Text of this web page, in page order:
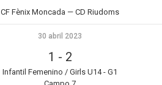
CF Fènix Moncada — CD Riudoms
30 abril 2023
1 - 2
Infantil Femenino / Girls U14 - G1